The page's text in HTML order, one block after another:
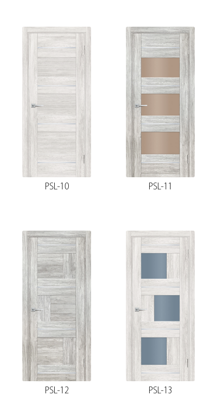
PSL-10 PSL-11
PSL-12 PSL-13